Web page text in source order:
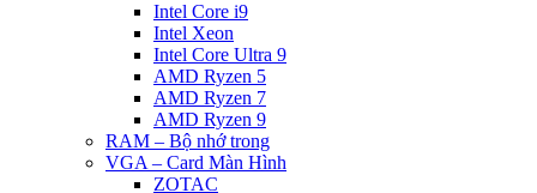
Intel Core i9
Intel Xeon
Intel Core Ultra 9
AMD Ryzen 5
AMD Ryzen 7
AMD Ryzen 9
RAM – Bộ nhớ trong
VGA – Card Màn Hình
ZOTAC